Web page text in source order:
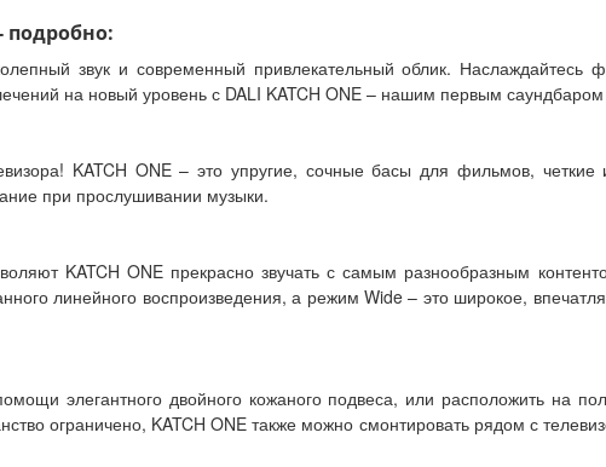
подробно:
звук и современный привлекательный облик. Наслаждайтесь
на новый уровень с DALI KATCH ONE – нашим первым саундбаром
KATCH ONE – это упругие, сочные басы для фильмов,
при прослушивании музыки.
KATCH ONE прекрасно звучать с самым разнообразным
линейного воспроизведения, а режим Wide – это широкое,
элегантного двойного кожаного подвеса, или расположить на
ограничено, KATCH ONE также можно смонтировать рядом с